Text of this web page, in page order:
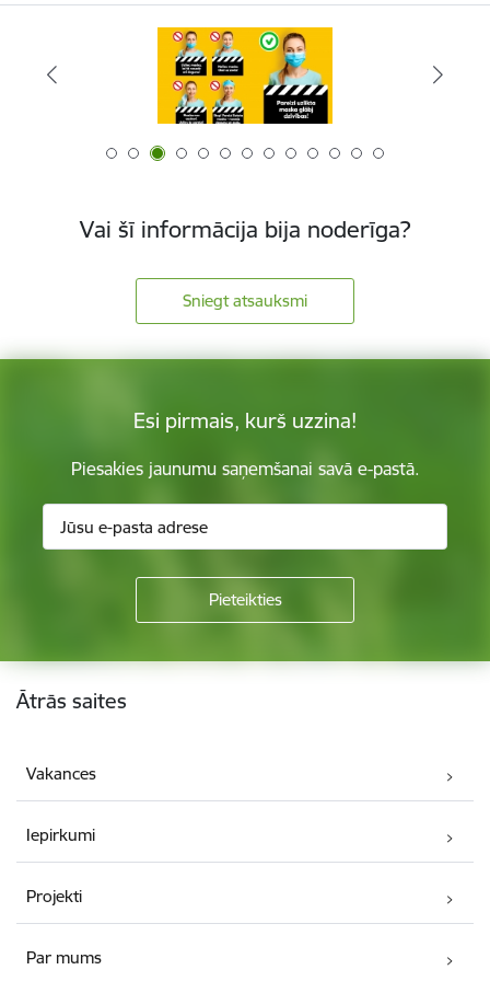
Vai šī informācija bija noderīga?
Sniegt atsauksmi
Esi pirmais, kurš uzzina!
Piesakies jaunumu saņemšanai savā e-pastā.
Kājene
Ātrās saites
Vakances
Iepirkumi
Projekti
Par mums